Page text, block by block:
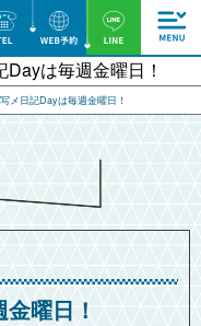
は毎週金曜日！
写メ日記Dayは毎週金曜日！
曜日！